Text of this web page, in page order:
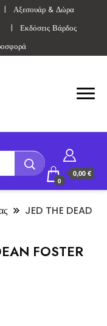
Αξεσουάρ & Δώρα
Εκδόσεις Βάρδος
0
0,00 €
JED THE DEAD
FOSTER